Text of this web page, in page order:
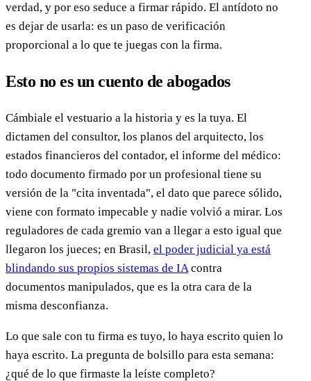
verdad, y por eso seduce a firmar rápido. El antídoto no
es dejar de usarla: es un paso de verificación
proporcional a lo que te juegas con la firma.
Esto no es un cuento de abogados
Cámbiale el vestuario a la historia y es la tuya. El
dictamen del consultor, los planos del arquitecto, los
estados financieros del contador, el informe del médico:
todo documento firmado por un profesional tiene su
versión de la "cita inventada", el dato que parece sólido,
viene con formato impecable y nadie volvió a mirar. Los
reguladores de cada gremio van a llegar a esto igual que
llegaron los jueces; en Brasil, el poder judicial ya está
blindando sus propios sistemas de IAcontra
documentos manipulados, que es la otra cara de la
misma desconfianza.
Lo que sale con tu firma es tuyo, lo haya escrito quien lo
haya escrito. La pregunta de bolsillo para esta semana:
¿qué de lo que firmaste la leíste completo?